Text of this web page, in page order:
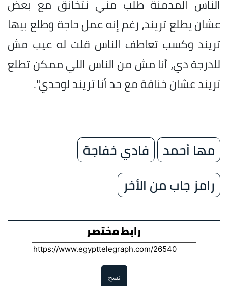
الناس المدمنة طلب مني نتخانق مع بعض
عشان يطلع تريند، رغم إنه عمل حاجة وطلع بيها
تريند وكسب تعاطف الناس قلت له عيب مش
للدرجة دي، أنا مش من الناس اللي ممكن تطلع
تريند عشان خناقة مع حد أنا تريند لوحدي".
مها أحمد
فادي خفاجة
رامز جاب من الأخر
رابط مختصر
نسخ